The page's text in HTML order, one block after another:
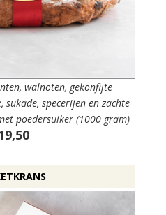
walnoten, gekonfijte
specerijen en zachte
poedersuiker (1000 gram)